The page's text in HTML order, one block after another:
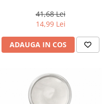
Blonde, 100 ml
41,68 Lei
14,99 Lei
ADAUGA IN COS